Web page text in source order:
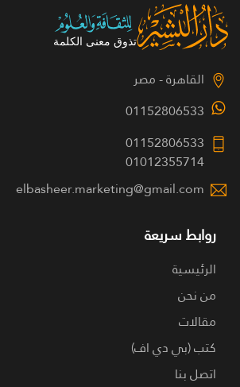
القاهرة - مصر
01152806533
01152806533
01012355714
elbasheer.marketing@gmail.com
روابط سريعة
الرئيسية
من نحن
مقالات
كتب (بي دي اف)
اتصل بنا